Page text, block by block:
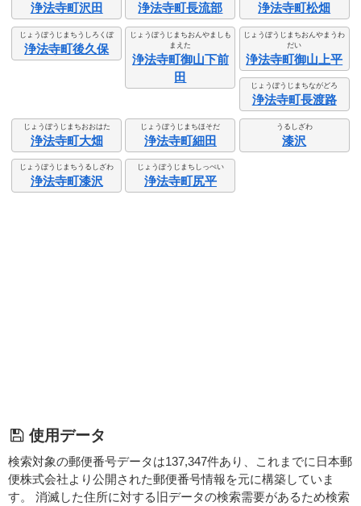
浄法寺町沢田 浄法寺町長流部 浄法寺町松畑
じょうぼうじまちうしろくぼ
浄法寺町後久保
じょうぼうじまちおんやましも
まえた
浄法寺町御山下前
田
じょうぼうじまちおんやまうわ
だい
浄法寺町御山上平
じょうぼうじまちながどろ
浄法寺町長渡路
じょうぼうじまちおおはた
浄法寺町大畑
じょうぼうじまちほそだ
浄法寺町細田
うるしざわ
漆沢
じょうぼうじまちうるしざわ
浄法寺町漆沢
じょうぼうじまちしっぺい
浄法寺町尻平
使用データ
検索対象の郵便番号データは137,347件あり、これまでに日本郵
便株式会社より公開された郵便番号情報を元に構築していま
す。 消滅した住所に対する旧データの検索需要があるため検索